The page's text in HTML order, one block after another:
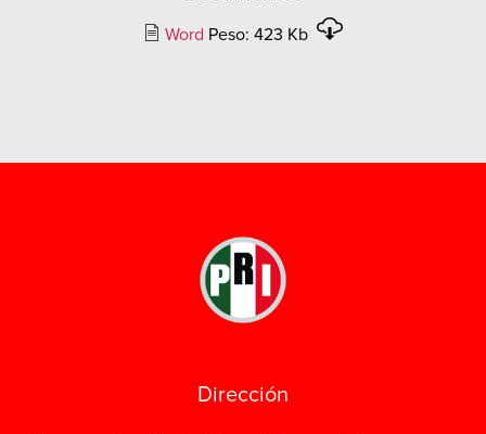
Word Peso: 423 Kb
Dirección